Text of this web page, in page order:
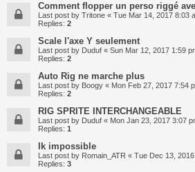
Comment flopper un perso riggé
Last post by Tritone « Tue Mar 14, 2017 8:03
Replies: 2
Scale l'axe Y seulement
Last post by Duduf « Sun Mar 12, 2017 1:59
Replies: 2
Auto Rig ne marche plus
Last post by Boogy « Mon Feb 27, 2017 7:54
Replies: 2
RIG SPRITE INTERCHANGEABLE
Last post by Duduf « Mon Jan 23, 2017 3:07
Replies: 1
Ik impossible
Last post by Romain_ATR « Tue Dec 13,
Replies: 3